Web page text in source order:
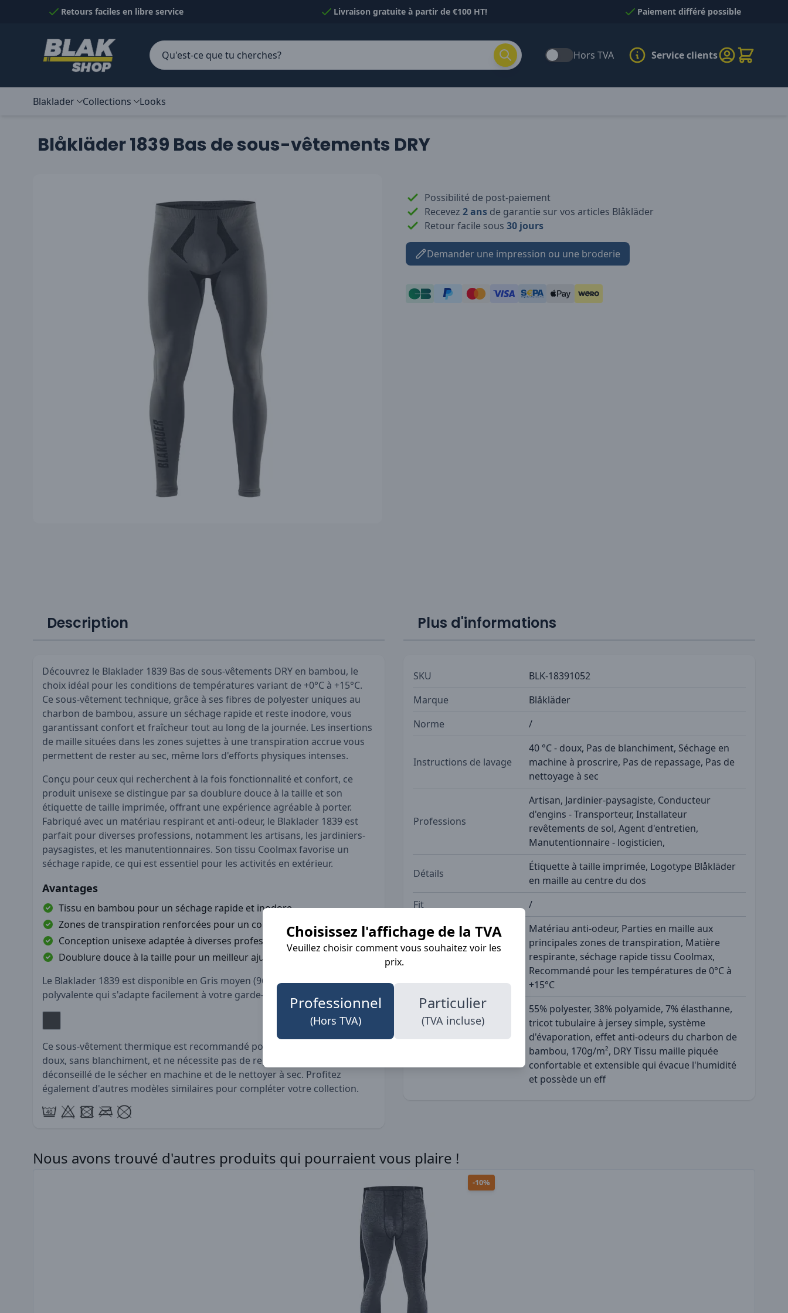
Passer au contenu
Choisissez l'affichage de la TVA
Veuillez choisir comment vous souhaitez voir les
prix.
Professionnel
(Hors TVA)
Particulier
(TVA incluse)
Retours faciles en libre service Livraison gratuite à partir de €100 HT! Paiement différé possible
Hors TVA Service clients
Blaklader Collections Looks
Blåkläder 1839 Bas de sous-vêtements DRY
Possibilité de post-paiement
Recevez 2 ans de garantie sur vos articles Blåkläder
Retour facile sous 30 jours
Demander une impression ou une broderie
Description
Découvrez le Blaklader 1839 Bas de sous-vêtements DRY en bambou, le
choix idéal pour les conditions de températures variant de +0°C à +15°C.
Ce sous-vêtement technique, grâce à ses fibres de polyester uniques au
charbon de bambou, assure un séchage rapide et reste inodore, vous
garantissant confort et fraîcheur tout au long de la journée. Les insertions
de maille situées dans les zones sujettes à une transpiration accrue vous
permettent de rester au sec, même lors d'efforts physiques intenses.
Conçu pour ceux qui recherchent à la fois fonctionnalité et confort, ce
produit unisexe se distingue par sa doublure douce à la taille et son
étiquette de taille imprimée, offrant une expérience agréable à porter.
Fabriqué avec un matériau respirant et anti-odeur, le Blaklader 1839 est
parfait pour diverses professions, notamment les artisans, les jardiniers-
paysagistes, et les manutentionnaires. Son tissu Coolmax favorise un
séchage rapide, ce qui est essentiel pour les activités en extérieur.
Avantages
Tissu en bambou pour un séchage rapide et inodore
Zones de transpiration renforcées pour un confort optimal
Conception unisexe adaptée à diverses professions
Doublure douce à la taille pour un meilleur ajustement
Le Blaklader 1839 est disponible en Gris moyen (9600), une couleur
polyvalente qui s'adapte facilement à votre garde-robe.
Ce sous-vêtement thermique est recommandé pour un lavage à 40 °C -
doux, sans blanchiment, et ne nécessite pas de repassage. Il est
déconseillé de le sécher en machine et de le nettoyer à sec. Profitez
également d'autres modèles similaires pour compléter votre collection.
Plus d'informations
SKU
BLK-18391052
Marque
Blåkläder
Norme
/
Instructions de lavage
40 °C - doux, Pas de blanchiment, Séchage en
machine à proscrire, Pas de repassage, Pas de
nettoyage à sec
Professions
Artisan, Jardinier-paysagiste, Conducteur
d'engins - Transporteur, Installateur
revêtements de sol, Agent d'entretien,
Manutentionnaire - logisticien,
Détails
Étiquette à taille imprimée, Logotype Blåkläder
en maille au centre du dos
Fit
/
Matériau anti-odeur, Parties en maille aux
principales zones de transpiration, Matière
respirante, séchage rapide tissu Coolmax,
Recommandé pour les températures de 0°C à
+15°C
55% polyester, 38% polyamide, 7% élasthanne,
tricot tubulaire à jersey simple, système
d'évaporation, effet anti-odeurs du charbon de
bambou, 170g/m², DRY Tissu maille piquée
confortable et extensible qui évacue l'humidité
et possède un eff
Appuyez pour sauter le carrousel
Nous avons trouvé d'autres produits qui pourraient vous plaire !
-10%